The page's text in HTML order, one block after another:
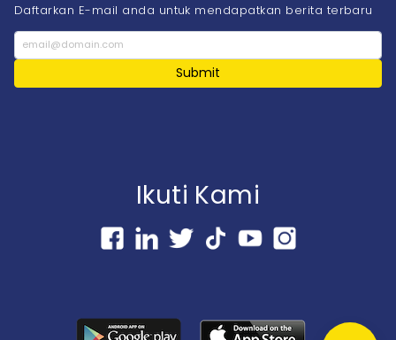
Daftarkan E-mail anda untuk mendapatkan berita terbaru
Submit
Ikuti Kami